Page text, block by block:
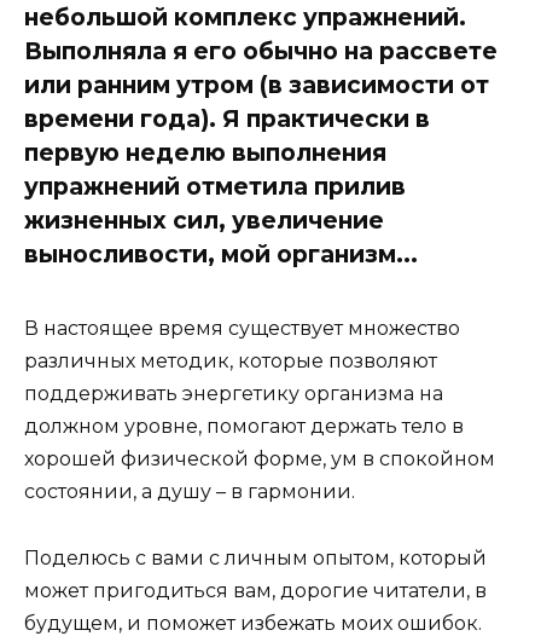
небольшой комплекс упражнений.
Выполняла я его обычно на рассвете
или ранним утром (в зависимости от
времени года). Я практически в
первую неделю выполнения
упражнений отметила прилив
жизненных сил, увеличение
выносливости, мой организм...
В настоящее время существует множество
различных методик, которые позволяют
поддерживать энергетику организма на
должном уровне, помогают держать тело в
хорошей физической форме, ум в спокойном
состоянии, а душу – в гармонии.
Поделюсь с вами с личным опытом, который
может пригодиться вам, дорогие читатели, в
будущем, и поможет избежать моих ошибок.